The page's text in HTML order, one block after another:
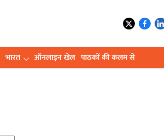
भारत ऑनलाइन खेल पाठकों की कलम से